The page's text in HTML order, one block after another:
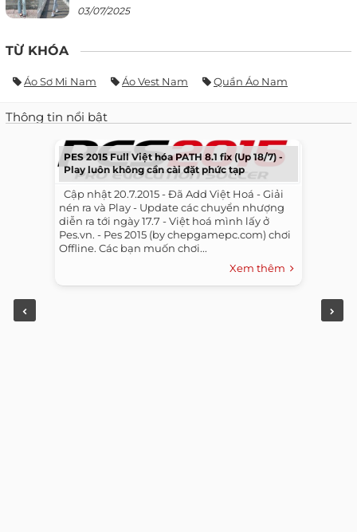
03/07/2025
TỪ KHÓA
Áo Sơ Mi Nam Áo Vest Nam Quần Áo Nam
Thông tin nổi bật
PES 2015 Full Việt hóa PATH 8.1 fix (Up 18/7) -
Play luôn không cần cài đặt phức tạp
​ ​ Cập nhật 20.7.2015 - Đã Add Việt Hoá - Giải
nén ra và Play - Update các chuyển nhượng
diễn ra tới ngày 17.7 - Việt hoá mình lấy ở
Pes.vn. - Pes 2015 (by chepgamepc.com) chơi
Offline. Các bạn muốn chơi...
Xem thêm